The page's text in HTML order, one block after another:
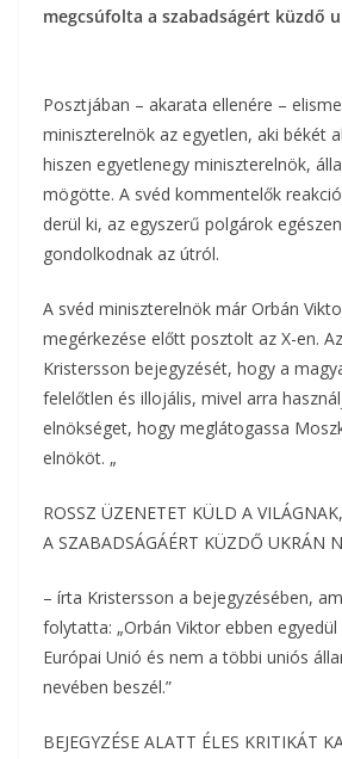
o
r
m
g
megcsúfolta a szabadságért küzdő
Posztjában – akarata ellenére –
miniszterelnök az egyetlen, aki békét
hiszen egyetlenegy miniszterelnök,
mögötte. A svéd kommentelők
derül ki, az egyszerű polgárok
gondolkodnak az útról.
A svéd miniszterelnök már Orbán
megérkezése előtt posztolt az X-en.
Kristersson bejegyzését, hogy a
felelőtlen és illojális, mivel arra
elnökséget, hogy meglátogassa
elnököt. „
ROSSZ ÜZENETET KÜLD A
A SZABADSÁGÁÉRT KÜZDŐ UKRÁN
– írta Kristersson a bejegyzésében,
folytatta: „Orbán Viktor ebben
Európai Unió és nem a többi uniós
nevében beszél.”
BEJEGYZÉSE ALATT ÉLES KRITIKÁT